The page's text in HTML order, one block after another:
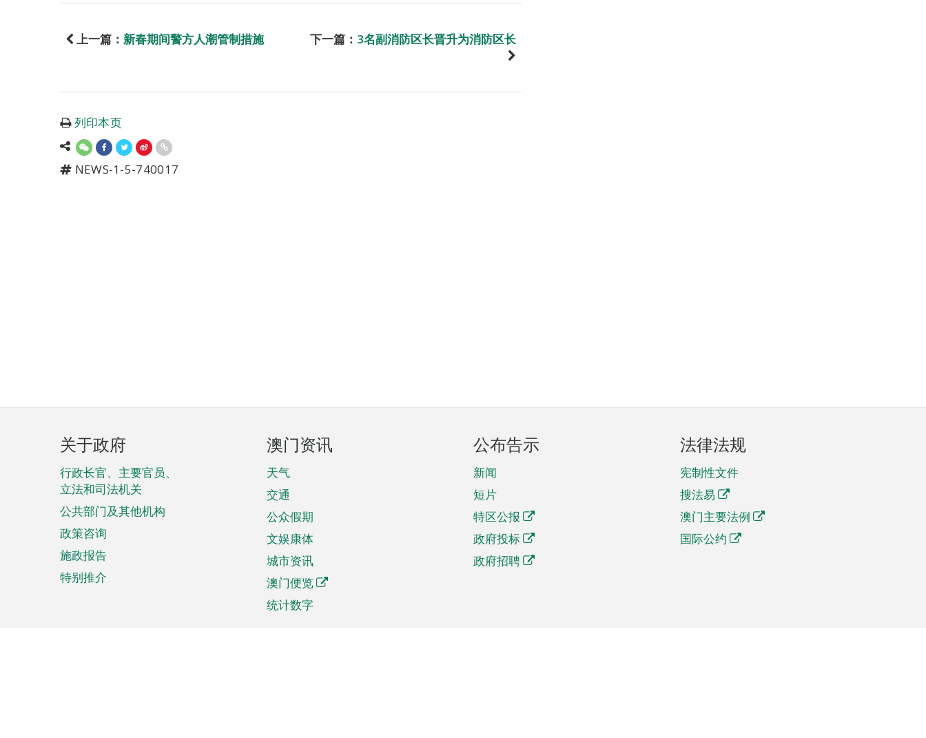
上一篇： 新春期间警方人潮管制措施 下一篇： 3名副消防区长晋升为消防区长
列印本页
NEWS-1-5-740017
页
脚
菜
单
关于政府
行政长官、主要官员、
立法和司法机关
公共部门及其他机构
政策咨询
施政报告
特别推介
澳门资讯
天气
交通
公众假期
文娱康体
城市资讯
澳门便览
统计数字
公布告示
新闻
短片
特区公报
政府投标
政府招聘
法律法规
宪制性文件
搜法易
澳门主要法例
国际公约